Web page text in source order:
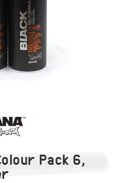
Pack 6,